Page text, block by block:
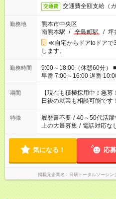
交通費 交通費全額支給（
勤務地
熊本市中央区
南熊本駅 / 辛島町駅 / 坪
≪自宅からドアtoドアで
します。
勤務時間
9:00～18:00（休憩60分） ■ご希望があれば下記シフトもOK！
早番 7:00～16:00 遅番 10:00～19:00 「家族
い」 「余裕を持って夕飯
たくない」 など、ご希望を教えて
の方へ 今ご覧のお仕事で
の勤務時間。 合計で週40
期間
【現在も積極採用中！急
日後の就業も相談可能です！
特徴 履歴書不要 / 40～50代活躍
上の大量募集 / 電話対応な
気になる！ 応
掲載元企業名 日研トータルソーシ